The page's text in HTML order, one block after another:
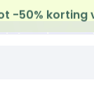
leveringop